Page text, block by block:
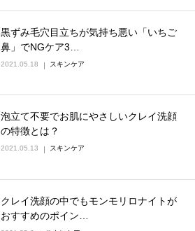
黒ずみ毛穴目立ちが気持ち悪い「いちご
鼻」でNGケア3…
2021.05.18 スキンケア
泡立て不要でお肌にやさしいクレイ洗顔
の特徴とは？
2021.05.13 スキンケア
クレイ洗顔の中でもモンモリロナイトが
おすすめのポイン…